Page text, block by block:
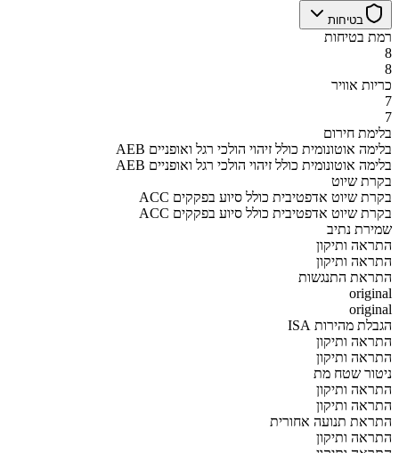
בטיחות
רמת בטיחות
8
8
כריות אוויר
7
7
בלימת חירום
AEB בלימה אוטונומית כולל זיהוי הולכי רגל ואופניים
AEB בלימה אוטונומית כולל זיהוי הולכי רגל ואופניים
בקרת שיוט
ACC בקרת שיוט אדפטיבית כולל סיוע בפקקים
ACC בקרת שיוט אדפטיבית כולל סיוע בפקקים
שמירת נתיב
התראה ותיקון
התראה ותיקון
התראת התנגשות
original
original
הגבלת מהירות ISA
התראה ותיקון
התראה ותיקון
ניטור שטח מת
התראה ותיקון
התראה ותיקון
התראת תנועה אחורית
התראה ותיקון